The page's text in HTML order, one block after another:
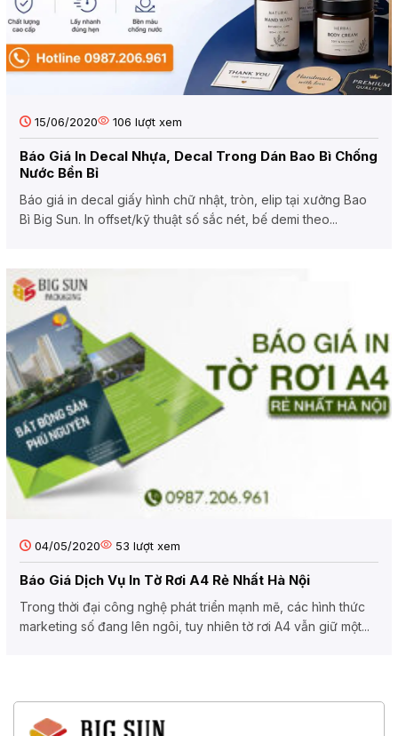
15/06/2020 106 lượt xem
Báo Giá In Decal Nhựa, Decal Trong Dán Bao Bì Chống
Nước Bền Bỉ
Báo giá in decal giấy hình chữ nhật, tròn, elip tại xưởng Bao
Bì Big Sun. In offset/kỹ thuật số sắc nét, bế demi theo...
04/05/2020 53 lượt xem
Báo Giá Dịch Vụ In Tờ Rơi A4 Rẻ Nhất Hà Nội
Trong thời đại công nghệ phát triển mạnh mẽ, các hình thức
marketing số đang lên ngôi, tuy nhiên tờ rơi A4 vẫn giữ một...